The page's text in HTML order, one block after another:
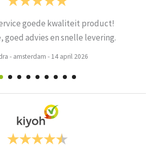
goede kwaliteit product!
goed advies en snelle levering.
- amsterdam - 14 april 2026